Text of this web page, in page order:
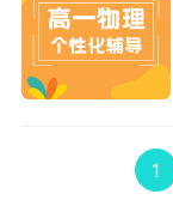
1